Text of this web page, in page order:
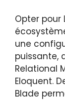
Opter pour
une
puissante,
Relational
Eloquent.
Blade